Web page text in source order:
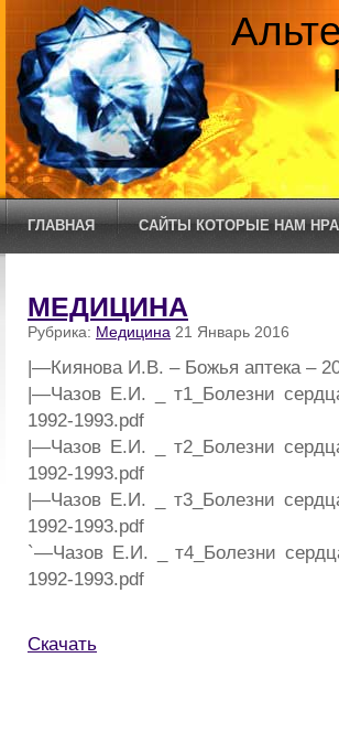
ГЛАВНАЯ САЙТЫ КОТОРЫЕ НАМ
МЕДИЦИНА
Рубрика: Медицина 21 Январь 2016
|—Киянова И.В. – Божья аптека –
|—Чазов Е.И. _ т1_Болезни
1992-1993.pdf
|—Чазов Е.И. _ т2_Болезни
1992-1993.pdf
|—Чазов Е.И. _ т3_Болезни
1992-1993.pdf
`—Чазов Е.И. _ т4_Болезни
1992-1993.pdf
Скачать